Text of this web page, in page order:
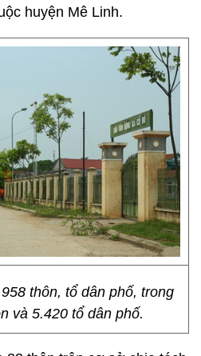
huyện Mê Linh.
thôn, tổ dân phố, trong
và 5.420 tổ dân phố.